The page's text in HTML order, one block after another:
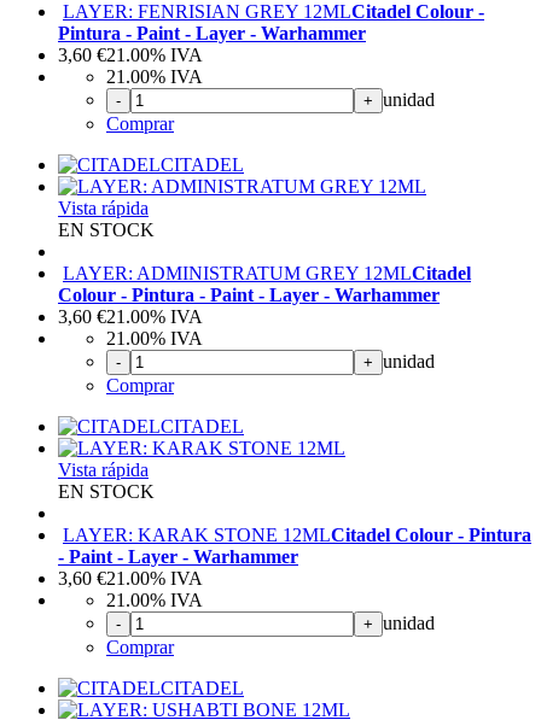
LAYER: FENRISIAN GREY 12MLCitadel Colour -
Pintura - Paint - Layer - Warhammer
3,60 €21.00% IVA
21.00% IVA
- + unidad
Comprar
CITADEL
Vista rápida
EN STOCK
LAYER: ADMINISTRATUM GREY 12MLCitadel
Colour - Pintura - Paint - Layer - Warhammer
3,60 €21.00% IVA
21.00% IVA
- + unidad
Comprar
CITADEL
Vista rápida
EN STOCK
LAYER: KARAK STONE 12MLCitadel Colour - Pintura
- Paint - Layer - Warhammer
3,60 €21.00% IVA
21.00% IVA
- + unidad
Comprar
CITADEL